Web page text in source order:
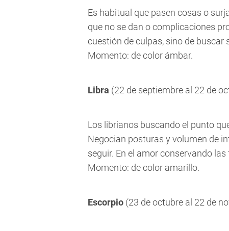
Es habitual que pasen cosas o
que no se dan o complicaciones
cuestión de culpas, sino de
Momento: de color ámbar.
Libra (22 de septiembre al 22 de
Los librianos buscando el punto
Negocian posturas y volumen de
seguir. En el amor conservando
Momento: de color amarillo.
Escorpio (23 de octubre al 22 de